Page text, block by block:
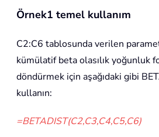
Örnek1 temel kullanım
C2:C6 tablosunda verilen
kümülatif beta olasılık yoğunluk
döndürmek için aşağıdaki gibi
kullanın:
=BETADIST(C2,C3,C4,C5,C6)